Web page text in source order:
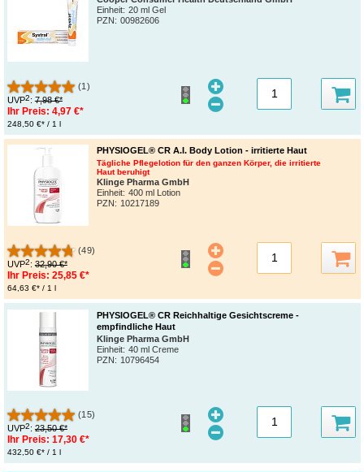
Einheit: 20 ml Gel
PZN: 00982606
(1)
UVP2: 7,98 €*
Ihr Preis: 4,97 €*
248,50 €* / 1 l
PHYSIOGEL® CR A.I. Body Lotion - irritierte Haut
Tägliche Pflegelotion für den ganzen Körper, die irritierte
Haut beruhigt
Klinge Pharma GmbH
Einheit: 400 ml Lotion
PZN: 10217189
(49)
UVP2: 32,90 €*
Ihr Preis: 25,85 €*
64,63 €* / 1 l
PHYSIOGEL® CR Reichhaltige Gesichtscreme -
empfindliche Haut
Klinge Pharma GmbH
Einheit: 40 ml Creme
PZN: 10796454
(15)
UVP2: 23,50 €*
Ihr Preis: 17,30 €*
432,50 €* / 1 l